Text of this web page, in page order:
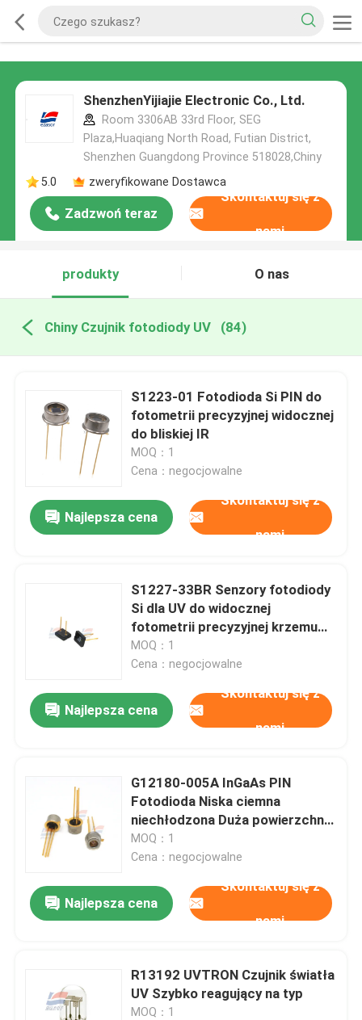
ShenzhenYijiajie Electronic Co., Ltd.
Room 3306AB 33rd Floor, SEG
Plaza,Huaqiang North Road, Futian District,
Shenzhen Guangdong Province 518028,Chiny
5.0
zweryfikowane Dostawca
Zadzwoń teraz
Skontaktuj się z
nami
produkty O nas
Chiny Czujnik fotodiody UV (84)
S1223-01 Fotodioda Si PIN do
fotometrii precyzyjnej widocznej
do bliskiej IR
MOQ：1
Cena：negocjowalne
Najlepsza cena
Skontaktuj się z
nami
S1227-33BR Senzory fotodiody
Si dla UV do widocznej
fotometrii precyzyjnej krzemu
niskiego prądu ciemnego
MOQ：1
Cena：negocjowalne
Najlepsza cena
Skontaktuj się z
nami
G12180-005A InGaAs PIN
Fotodioda Niska ciemna
niechłodzona Duża powierzchnia
porozwrażliwa
MOQ：1
Cena：negocjowalne
Najlepsza cena
Skontaktuj się z
nami
R13192 UVTRON Czujnik światła
UV Szybko reagujący na typ
MOQ：1